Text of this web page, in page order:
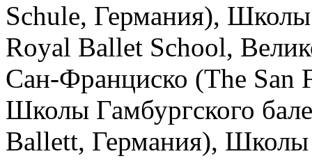
Schule, Германия), Школы
Royal Ballet School,
Сан-Франциско (The
Школы Гамбургского
Ballett, Германия), Школы